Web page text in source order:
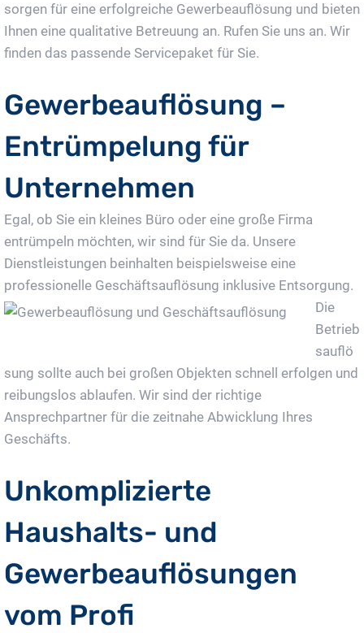
sorgen für eine erfolgreiche Gewerbeauflösung und bieten
Ihnen eine qualitative Betreuung an. Rufen Sie uns an. Wir
finden das passende Servicepaket für Sie.
Gewerbeauflösung –
Entrümpelung für
Unternehmen
Egal, ob Sie ein kleines Büro oder eine große Firma
entrümpeln möchten, wir sind für Sie da. Unsere
Dienstleistungen beinhalten beispielsweise eine
professionelle Geschäftsauflösung inklusive Entsorgung.
Die
Betrieb
sauflö
sung sollte auch bei großen Objekten schnell erfolgen und
reibungslos ablaufen. Wir sind der richtige
Ansprechpartner für die zeitnahe Abwicklung Ihres
Geschäfts.
Unkomplizierte
Haushalts- und
Gewerbeauflösungen
vom Profi